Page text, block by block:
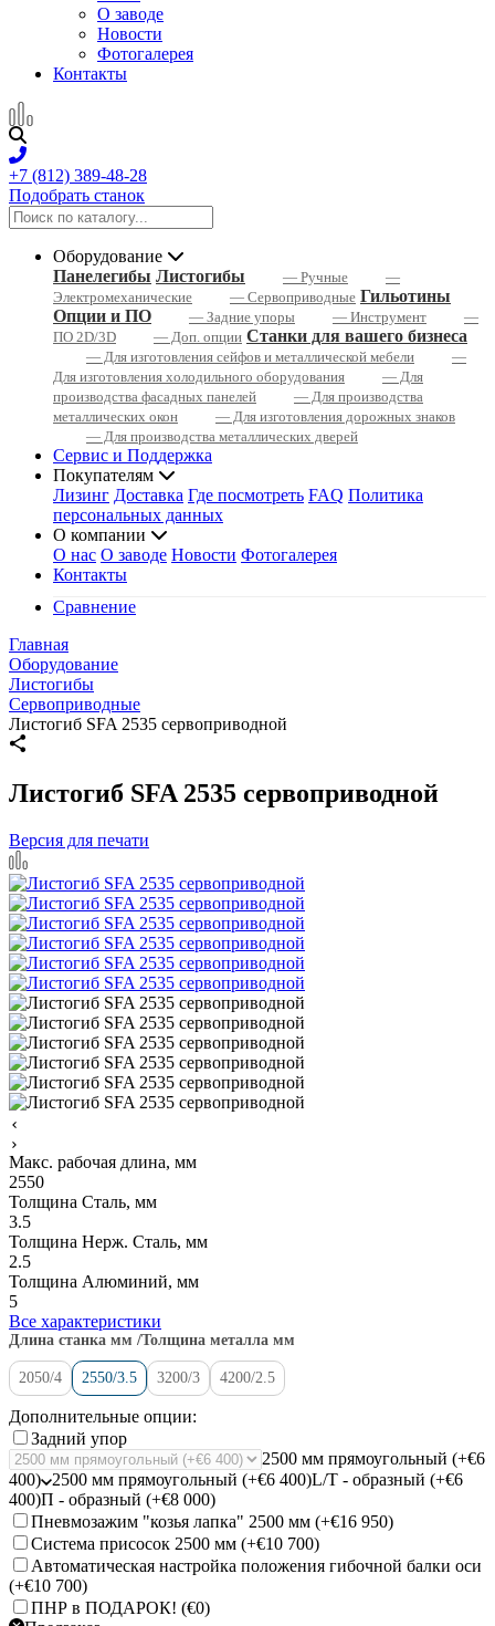
О заводе
Новости
Фотогалерея
Контакты
+7 (812) 389-48-28
Подобрать станок
Оборудование
Панелегибы Листогибы — Ручные
—
Электромеханические
— Сервоприводные Гильотины
Опции и ПО
— Задние упоры — Инструмент
—
ПО 2D/3D
— Доп. опции Станки для вашего бизнеса
— Для изготовления сейфов и металлической мебели
—
Для изготовления холодильного оборудования
— Для
производства фасадных панелей
— Для производства
металлических окон
— Для изготовления дорожных знаков
— Для производства металлических дверей
Сервис и Поддержка
Покупателям
Лизинг Доставка Где посмотреть FAQ Политика
персональных данных
О компании
О нас О заводе Новости Фотогалерея
Контакты
Сравнение
Главная
Оборудование
Листогибы
Сервоприводные
Листогиб SFA 2535 сервоприводной
Листогиб SFA 2535 сервоприводной
Версия для печати
Макс. рабочая длина, мм
2550
Толщина Сталь, мм
3.5
Толщина Нерж. Сталь, мм
2.5
Толщина Алюминий, мм
5
Все характеристики
Длина станка мм /Толщина металла мм
2050/4 2550/3.5 3200/3 4200/2.5
Дополнительные опции:
Задний упор
2500 мм прямоугольный (+€6
400)
2500 мм прямоугольный (+€6 400)L/Т - образный (+€6
400)П - образный (+€8 000)
Пневмозажим "козья лапка" 2500 мм (+€16 950)
Система присосок 2500 мм (+€10 700)
Автоматическая настройка положения гибочной балки оси
(+€10 700)
ПНР в ПОДАРОК! (€0)